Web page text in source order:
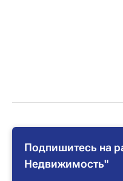
Подпишитесь на
Недвижимость"